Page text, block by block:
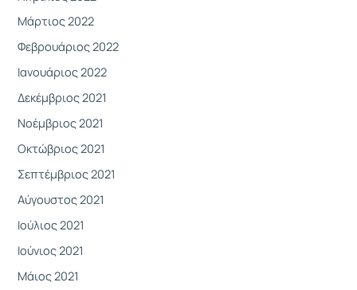
Μάρτιος 2022
Φεβρουάριος 2022
Ιανουάριος 2022
Δεκέμβριος 2021
Νοέμβριος 2021
Οκτώβριος 2021
Σεπτέμβριος 2021
Αύγουστος 2021
Ιούλιος 2021
Ιούνιος 2021
Μάιος 2021